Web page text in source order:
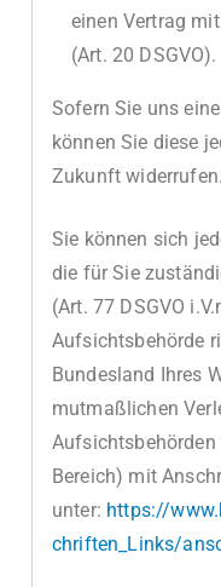
einen Vertrag
(Art. 20 DSGVO).
Sofern Sie uns
können Sie diese
Zukunft widerrufen.
Sie können sich
die für Sie
(Art. 77 DSGVO
Aufsichtsbehörde
Bundesland Ihres
mutmaßlichen
Bereich) mit
unter: https://
chriften_Links/